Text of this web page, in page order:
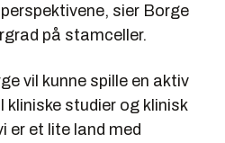
sier Borge
på stamceller.
vil kunne spille en aktiv
kliniske studier og klinisk
er et lite land med